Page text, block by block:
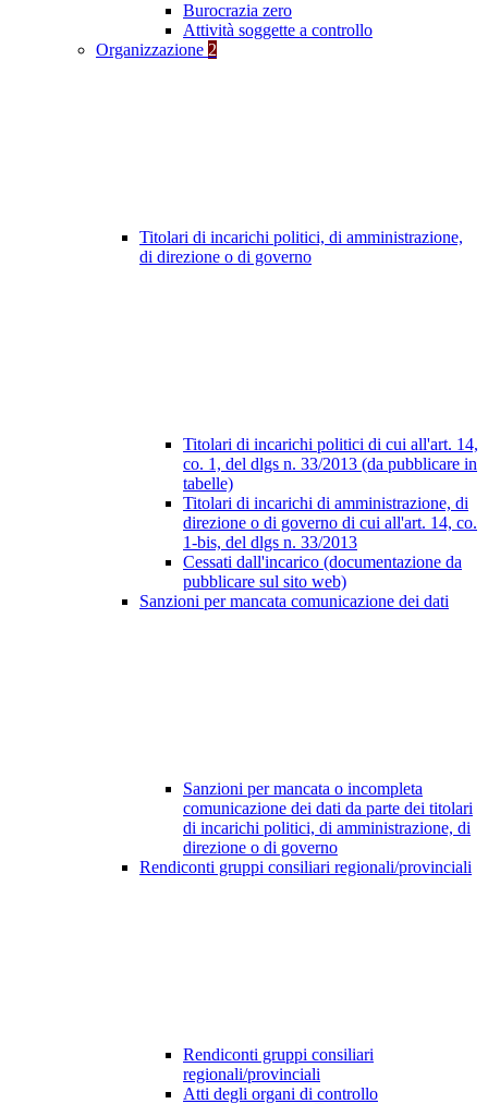
Burocrazia zero
Attività soggette a controllo
Organizzazione 2
Titolari di incarichi politici, di amministrazione,
di direzione o di governo
Titolari di incarichi politici di cui all'art. 14,
co. 1, del dlgs n. 33/2013 (da pubblicare in
tabelle)
Titolari di incarichi di amministrazione, di
direzione o di governo di cui all'art. 14, co.
1-bis, del dlgs n. 33/2013
Cessati dall'incarico (documentazione da
pubblicare sul sito web)
Sanzioni per mancata comunicazione dei dati
Sanzioni per mancata o incompleta
comunicazione dei dati da parte dei titolari
di incarichi politici, di amministrazione, di
direzione o di governo
Rendiconti gruppi consiliari regionali/provinciali
Rendiconti gruppi consiliari
regionali/provinciali
Atti degli organi di controllo